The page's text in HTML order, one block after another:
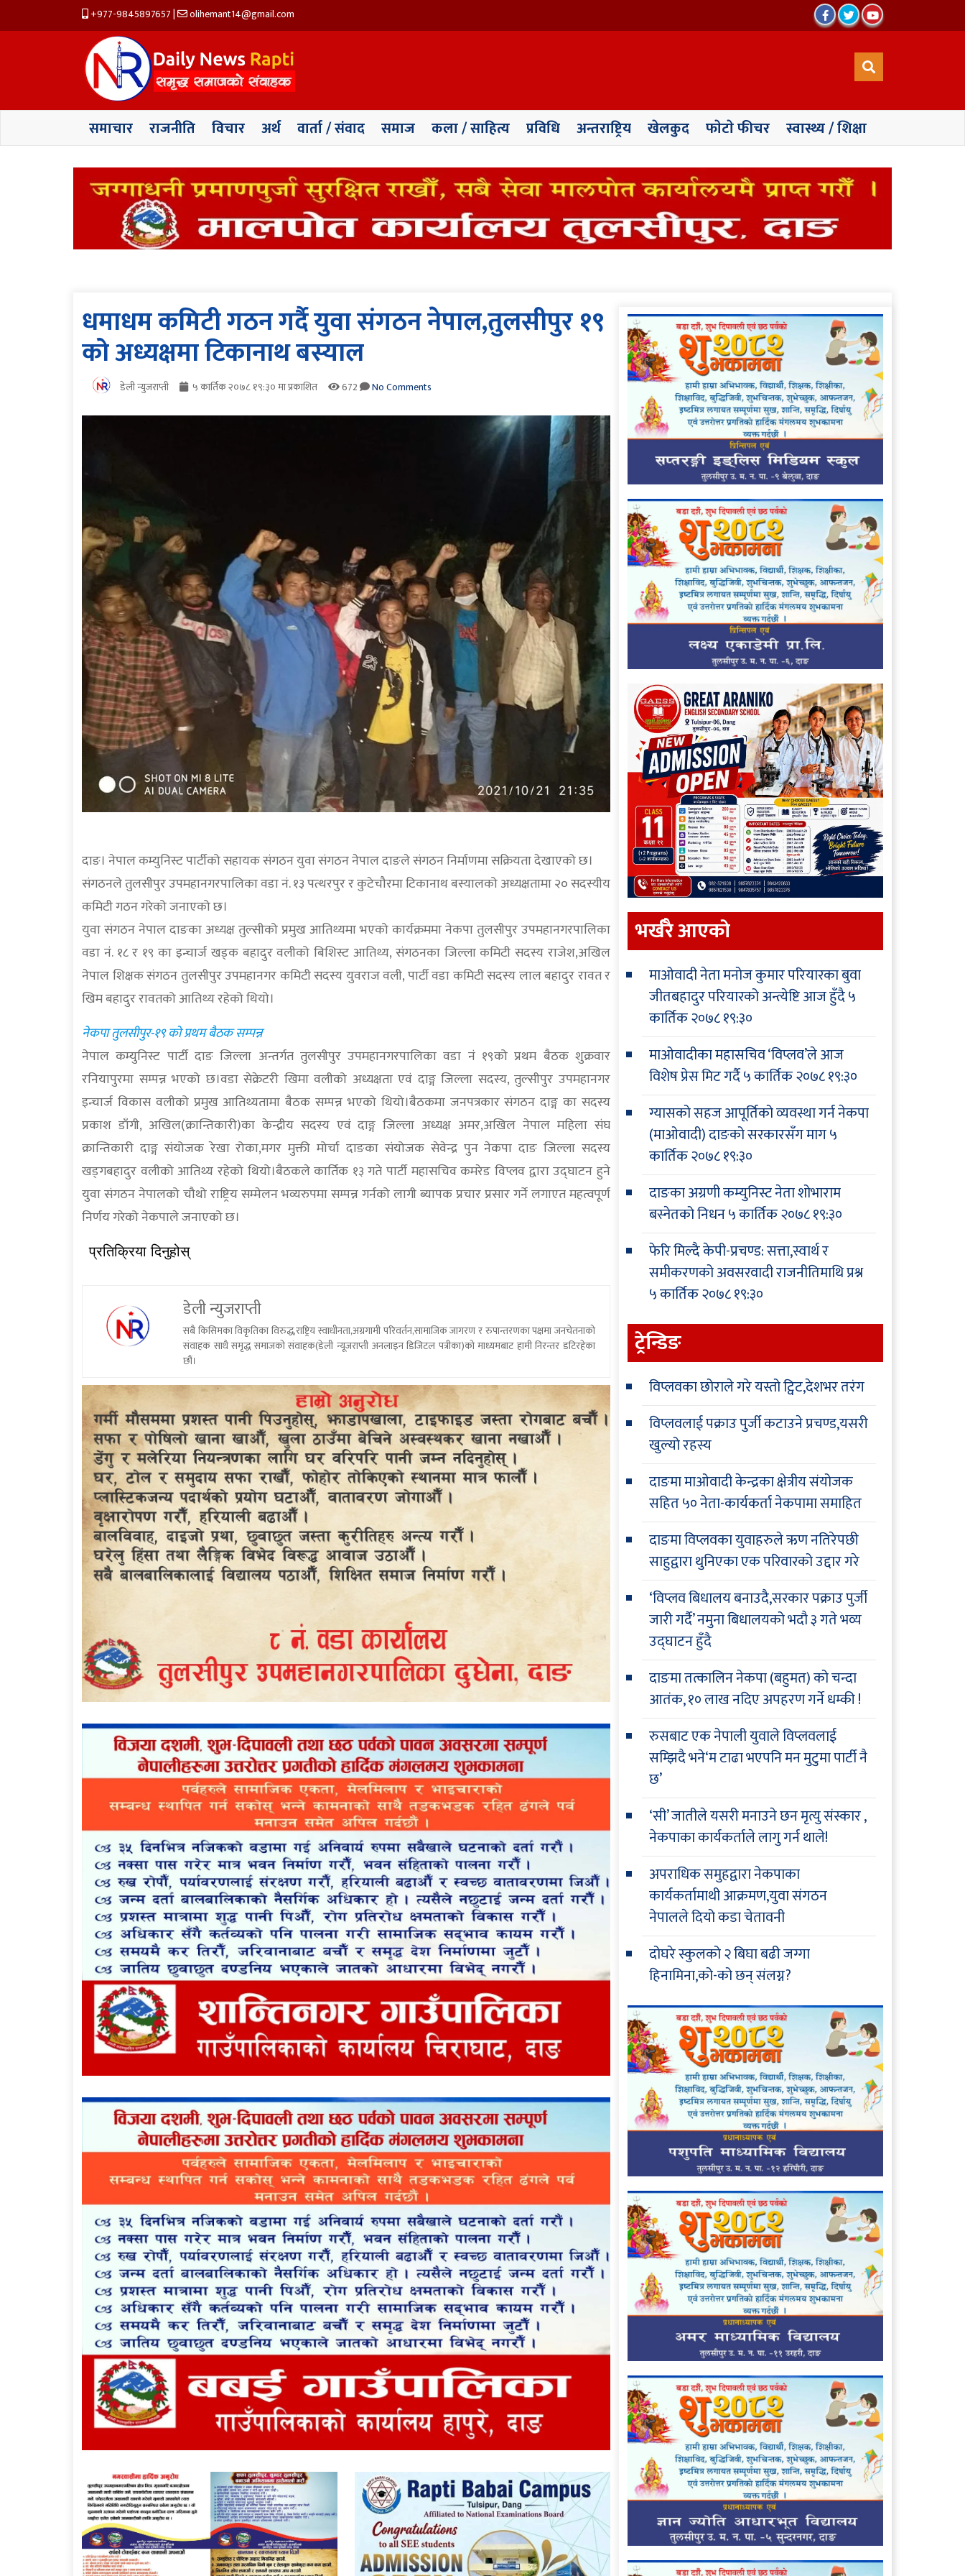
+977-9845897657| olihemant14@gmail.com
समाचार राजनीति विचार अर्थ वार्ता / संवाद समाज कला / साहित्य प्रविधि अन्तराष्ट्रिय खेलकुद फाेटाे फीचर स्वास्थ्य / शिक्षा
धमाधम कमिटी गठन गर्दै युवा संगठन नेपाल,तुलसीपुर १९
को अध्यक्षमा टिकानाथ बस्याल
डेली न्युजराप्ती ५ कार्तिक २०७८ १९:३० मा प्रकाशित 672 No Comments
दाङ। नेपाल कम्युनिस्ट पार्टीको सहायक संगठन युवा संगठन नेपाल दाङले संगठन निर्माणमा सक्रियता देखाएको छ।
संगठनले तुलसीपुर उपमहानगरपालिका वडा नं. १३ पत्थरपुर र कुटेचौरमा टिकानाथ बस्यालको अध्यक्षतामा २० सदस्यीय
कमिटी गठन गरेको जनाएको छ।
युवा संगठन नेपाल दाङका अध्यक्ष तुल्सीको प्रमुख आतिथ्यमा भएको कार्यक्रममा नेकपा तुलसीपुर उपमहानगरपालिका
वडा नं. १८ र १९ का इन्चार्ज खड्क बहादुर वलीको बिशिस्ट आतिथ्य, संगठनका जिल्ला कमिटी सदस्य राजेश,अखिल
नेपाल शिक्षक संगठन तुलसीपुर उपमहानगर कमिटी सदस्य युवराज वली, पार्टी वडा कमिटी सदस्य लाल बहादुर रावत र
खिम बहादुर रावतको आतिथ्य रहेको थियो।
नेकपा तुलसीपुर-१९ को प्रथम बैठक सम्पन्न
नेपाल कम्युनिस्ट पार्टी दाङ जिल्ला अन्तर्गत तुलसीपुर उपमहानगरपालिका वडा नं १९को प्रथम बैठक शुक्रवार
रनियापुरमा सम्पन्न भएको छ।वडा सेक्रेटरी खिमा वलीको अध्यक्षता एवं दाङ्ग जिल्ला सदस्य, तुल्सीपुर उपमहानगर
इन्चार्ज विकास वलीको प्रमुख आतिथ्यतामा बैठक सम्पन्न भएको थियो।बैठकमा जनपत्रकार संगठन दाङ्ग का सदस्य
प्रकाश डाँगी, अखिल(क्रान्तिकारी)का केन्द्रीय सदस्य एवं दाङ्ग जिल्ला अध्यक्ष अमर,अखिल नेपाल महिला संघ
क्रान्तिकारी दाङ्ग संयोजक रेखा रोका,मगर मुक्ती मोर्चा दाङका संयोजक सेवेन्द्र पुन नेकपा दाङ जिल्ला सदस्य
खड्गबहादुर वलीको आतिथ्य रहेको थियो।बैठकले कार्तिक १३ गते पार्टी महासचिव कमरेड विप्लव द्वारा उद्घाटन हुने
युवा संगठन नेपालको चौथो राष्ट्रिय सम्मेलन भव्यरुपमा सम्पन्न गर्नको लागी ब्यापक प्रचार प्रसार गर्ने लगाएत महत्वपूर्ण
निर्णय गरेको नेकपाले जनाएको छ।
प्रतिक्रिया दिनुहोस्
डेली न्युजराप्ती
सबै किसिमका विकृतिका विरुद्ध,राष्ट्रिय स्वाधीनता,अग्रगामी परिवर्तन,सामाजिक जागरण र रुपान्तरणका पक्षमा जनचेतनाको
संवाहक साथै समृद्ध समाजको संवाहक(डेली न्यूजराप्ती अनलाइन डिजिटल पत्रीका)को माध्यमबाट हामी निरन्तर डटिरहेका
छौं।
भर्खरै आएकाे
माओवादी नेता मनोज कुमार परियारका बुवा
जीतबहादुर परियारको अन्त्येष्टि आज हुँदै५
कार्तिक २०७८ १९:३०
माओवादीका महासचिव ‘विप्लव’ले आज
विशेष प्रेस मिट गर्दै५ कार्तिक २०७८ १९:३०
ग्यासको सहज आपूर्तिको व्यवस्था गर्न नेकपा
(माओवादी) दाङको सरकारसँग माग५
कार्तिक २०७८ १९:३०
दाङका अग्रणी कम्युनिस्ट नेता शोभाराम
बस्नेतको निधन५ कार्तिक २०७८ १९:३०
फेरि मिल्दै केपी-प्रचण्ड: सत्ता,स्वार्थ र
समीकरणको अवसरवादी राजनीतिमाथि प्रश्न
५ कार्तिक २०७८ १९:३०
ट्रेन्डिङ
विप्लवका छोराले गरे यस्तो ट्विट,देशभर तरंग
विप्लवलाई पक्राउ पुर्जी कटाउने प्रचण्ड,यसरी
खुल्यो रहस्य
दाङमा माओवादी केन्द्रका क्षेत्रीय संयोजक
सहित ५० नेता-कार्यकर्ता नेकपामा समाहित
दाङमा विप्लवका युवाहरुले ऋण नतिरेपछी
साहुद्वारा थुनिएका एक परिवारको उद्दार गरे
‘विप्लव बिधालय बनाउदै,सरकार पक्राउ पुर्जी
जारी गर्दै’ नमुना बिधालयको भदौ ३ गते भव्य
उद्घाटन हुँदै
दाङमा तत्कालिन नेकपा (बहुमत) को चन्दा
आतंक, १० लाख नदिए अपहरण गर्ने धम्की !
रुसबाट एक नेपाली युवाले विप्लवलाई
सम्झिदै भने‘म टाढा भएपनि मन मुटुमा पार्टी नै
छ’
‘सी’ जातीले यसरी मनाउने छन मृत्यु संस्कार ,
नेकपाका कार्यकर्ताले लागु गर्न थाले!
अपराधिक समुहद्वारा नेकपाका
कार्यकर्तामाथी आक्रमण,युवा संगठन
नेपालले दियो कडा चेतावनी
दोघरे स्कुलको २ बिघा बढी जग्गा
हिनामिना,को-को छन् संलग्न?